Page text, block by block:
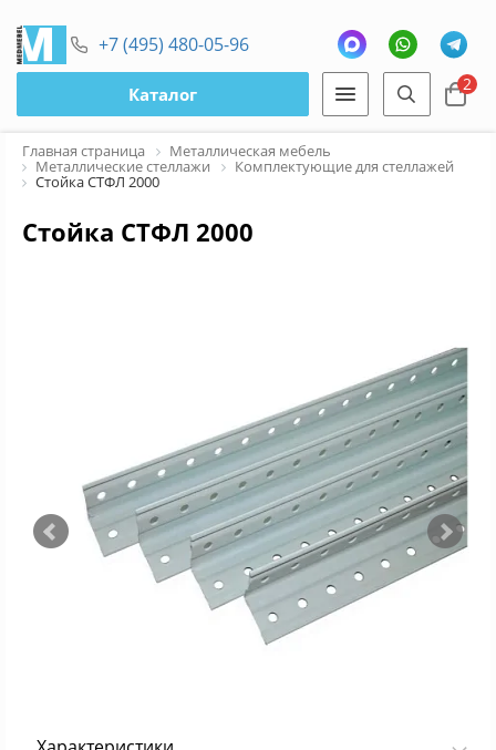
+7 (495) 480-05-96
Каталог 2
Главная страница Металлическая мебель
Металлические стеллажи Комплектующие для стеллажей
Стойка СТФЛ 2000
Стойка СТФЛ 2000